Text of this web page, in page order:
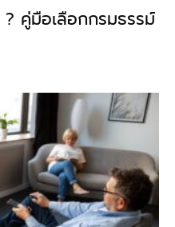
คู่มือเลือกกรมธรรม์